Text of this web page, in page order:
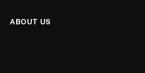
ABOUT US